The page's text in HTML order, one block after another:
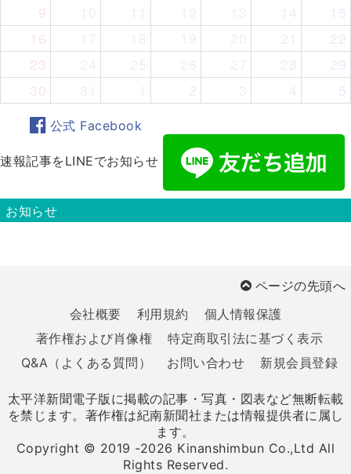
9
15
16
22
23
29
30
5
公式 Facebook
速報記事をLINEでお知らせ
お知らせ
ページの先頭へ
会社概要
利用規約
個人情報保護
著作権および肖像権
特定商取引法に基づく表示
Q&A（よくある質問）
お問い合わせ 新規会員登録
太平洋新聞電子版に掲載の記事・写真・図表など無断転載
を禁じます。著作権は紀南新聞社または情報提供者に属し
ます。
Copyright © 2019 -2026 Kinanshimbun Co.,Ltd All
Rights Reserved.